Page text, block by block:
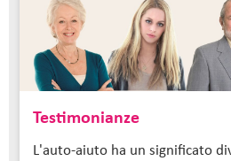
Testimonianze
L'auto-aiuto ha un significato